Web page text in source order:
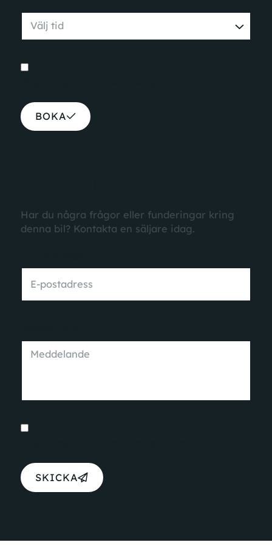
BOKA
Har du några frågor eller funderingar kring
denna bil? Kontakta en säljare idag.
SKICKA